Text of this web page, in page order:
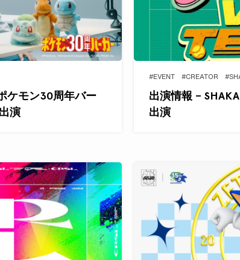
ケモン30周年バー
演
#EVENT #CREATOR
出演情報 –
出演